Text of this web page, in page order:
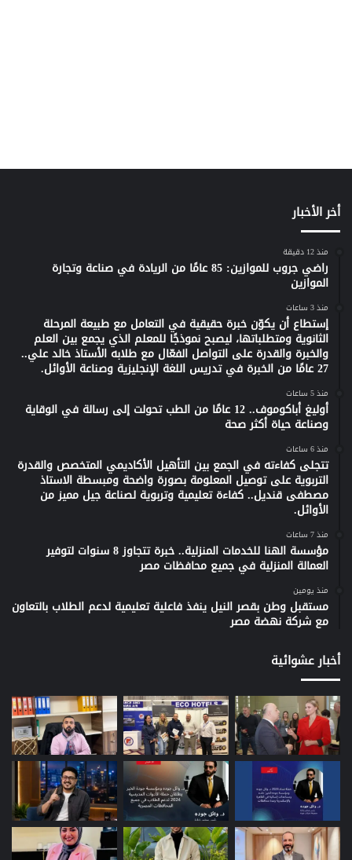
أخر الأخبار
منذ 12 دقيقة
راضي جروب للموازين: 85 عامًا من الريادة في صناعة وتجارة
الموازين
منذ 3 ساعات
إستطاع أن يكوّن خبرة حقيقية في التعامل مع طبيعة المرحلة
الثانوية ومتطلباتها، ليصبح نموذجًا للمعلم الذي يجمع بين العلم
والخبرة والقدرة على التواصل الفعّال مع طلابه الأستاذ خالد علي..
27 عامًا من الخبرة في تدريس اللغة الإنجليزية وصناعة الأوائل.
منذ 5 ساعات
أوليغ أباكوموف.. 12 عامًا من الطب تحولت إلى رسالة في الوقاية
وصناعة حياة أكثر صحة
منذ 6 ساعات
تتجلى كفاءته في الجمع بين التأهيل الأكاديمي المتخصص والقدرة
التربوية على توصيل المعلومة بصورة واضحة ومبسطة الاستاذ
مصطفى قنديل.. كفاءة تعليمية وتربوية لصناعة جيل مميز من
الأوائل.
منذ 7 ساعات
مؤسسة الهنا للخدمات المنزلية.. خبرة تتجاوز 8 سنوات لتوفير
العمالة المنزلية في جميع محافظات مصر
منذ يومين
مستقبل وطن بقصر النيل ينفذ فاعلية تعليمية لدعم الطلاب بالتعاون
مع شركة نهضة مصر
أخبار عشوائية